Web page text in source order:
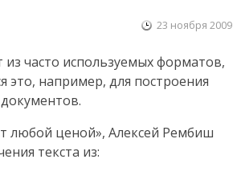
23 ноября 2009
часто используемых форматов,
это, например, для построения
любой ценой», Алексей Рембиш
текста из: